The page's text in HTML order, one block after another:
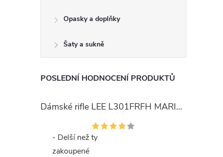
Opasky a doplňky
Šaty a sukně
POSLEDNÍ HODNOCENÍ PRODUKTŮ
Dámské rifle LEE L301FRFH MARION STRAIGHT RINSE
- Delší než ty
zakoupené